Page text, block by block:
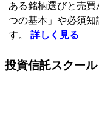
ある銘柄選びと売
つの基本」や必須知
す。 詳しく見る
投資信託スクール